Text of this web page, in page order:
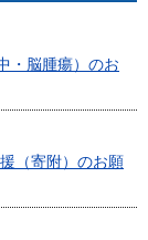
・脳腫瘍）のお
（寄附）のお願